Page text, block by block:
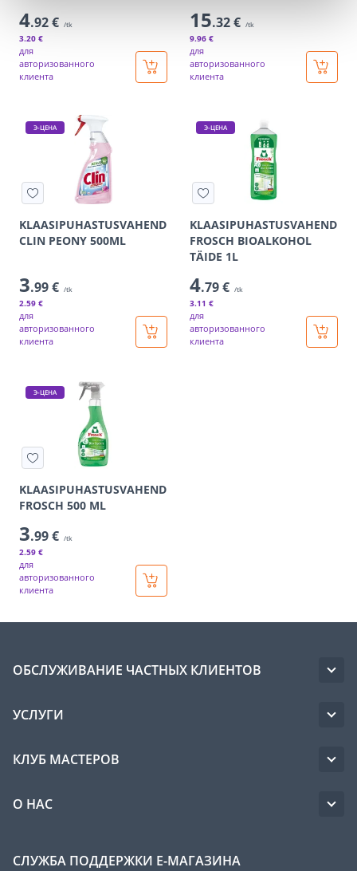
4.92 € /tk
3.20 €
для
авторизованного
клиента
15.32 € /tk
9.96 €
для
авторизованного
клиента
Э-ЦЕНА
KLAASIPUHASTUSVAHEND
CLIN PEONY 500ML
3.99 € /tk
2.59 €
для
авторизованного
клиента
Э-ЦЕНА
KLAASIPUHASTUSVAHEND
FROSCH BIOALKOHOL
TÄIDE 1L
4.79 € /tk
3.11 €
для
авторизованного
клиента
Э-ЦЕНА
KLAASIPUHASTUSVAHEND
FROSCH 500 ML
3.99 € /tk
2.59 €
для
авторизованного
клиента
ОБСЛУЖИВАНИЕ ЧАСТНЫХ КЛИЕНТОВ
УСЛУГИ
КЛУБ МАСТЕРОВ
О НАС
СЛУЖБА ПОДДЕРЖКИ Е-МАГАЗИНА